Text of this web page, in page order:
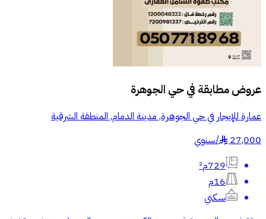
عروض مطابقة فيحي الجوهرة
عمارة للإيجار في حي الجوهرة, مدينة الدمام, المنطقة الشرقية
27,000
§
/سنوي
729م²
16م
سكني